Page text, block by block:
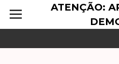
ATENÇÃO: